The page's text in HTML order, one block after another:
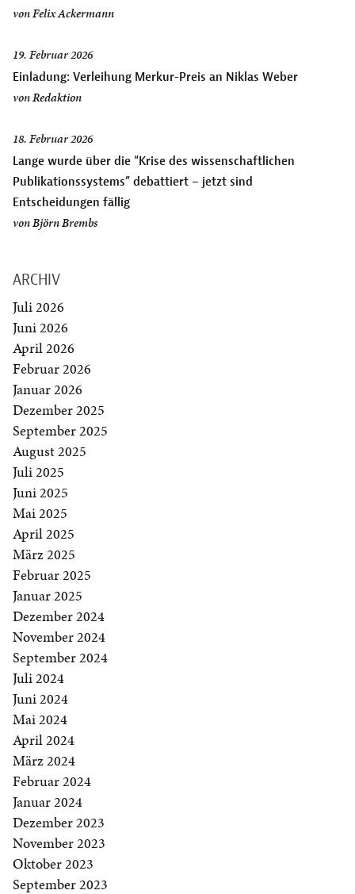
vonFelix Ackermann
19. Februar 2026
Einladung: Verleihung Merkur-Preis an Niklas Weber
vonRedaktion
18. Februar 2026
Lange wurde über die “Krise des wissenschaftlichen
Publikationssystems” debattiert – jetzt sind
Entscheidungen fällig
vonBjörn Brembs
ARCHIV
Juli 2026
Juni 2026
April 2026
Februar 2026
Januar 2026
Dezember 2025
September 2025
August 2025
Juli 2025
Juni 2025
Mai 2025
April 2025
März 2025
Februar 2025
Januar 2025
Dezember 2024
November 2024
September 2024
Juli 2024
Juni 2024
Mai 2024
April 2024
März 2024
Februar 2024
Januar 2024
Dezember 2023
November 2023
Oktober 2023
September 2023